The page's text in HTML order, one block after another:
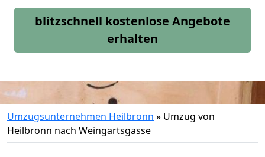
blitzschnell kostenlose Angebote
erhalten
Umzugsunternehmen Heilbronn » Umzug von
Heilbronn nach Weingartsgasse